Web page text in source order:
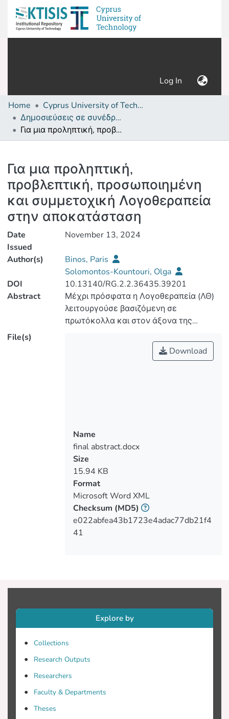
Log In (current)
Home
Cyprus University of Technology (Research Output)
Δημοσιεύσεις σε συνέδρια /Conference papers or poster or presentation
Για μια προληπτική, προβλεπτική, προσωποιημένη και συμμετοχική Λογοθεραπεία στην αποκατάσταση
Για μια προληπτική,
προβλεπτική, προσωποιημένη
και συμμετοχική Λογοθεραπεία
στην αποκατάσταση
Date
Issued
November 13, 2024
Author(s)
Binos, Paris
Solomontos-Kountouri, Olga
DOI
10.13140/RG.2.2.36435.39201
Abstract
Μέχρι πρόσφατα η Λογοθεραπεία (ΛΘ)
λειτουργούσε βασιζόμενη σε
πρωτόκολλα και στον άξονα της
νέα κατεύθυνση ενσωμάτωσης αρχών
που θα μπορούσε ριζικά να αλλάξει τη
μετασχηματιστική προσέγγιση που
ευθυγραμμίζεται με τις σύγχρονες
εξελίξεις στην υγειονομική περίθαλψη
και αποκατάσταση. Σηματοδοτεί μια
στροφή από το μοντέλο “φροντίδας
διαταραχών” σε μια εξατομικευμένη
αποκατάσταση βασιζόμενη σε
δεδομένα.
File(s)
Download
Name
final abstract.docx
Size
15.94 KB
Format
Microsoft Word XML
Checksum (MD5)
e022abfea43b1723e4adac77db21f4
41
Explore by
Collections
Research Outputs
Researchers
Faculty & Departments
Theses